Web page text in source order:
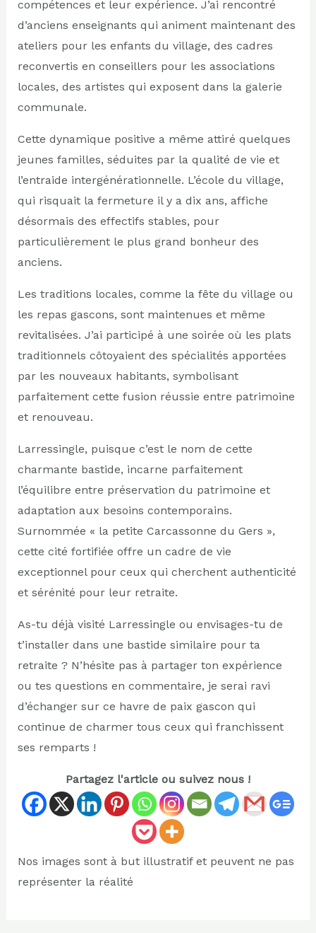
compétences et leur expérience. J’ai rencontré
d’anciens enseignants qui animent maintenant des
ateliers pour les enfants du village, des cadres
reconvertis en conseillers pour les associations
locales, des artistes qui exposent dans la galerie
communale.
Cette dynamique positive a même attiré quelques
jeunes familles, séduites par la qualité de vie et
l’entraide intergénérationnelle. L’école du village,
qui risquait la fermeture il y a dix ans, affiche
désormais des effectifs stables, pour
particulièrement le plus grand bonheur des
anciens.
Les traditions locales, comme la fête du village ou
les repas gascons, sont maintenues et même
revitalisées. J’ai participé à une soirée où les plats
traditionnels côtoyaient des spécialités apportées
par les nouveaux habitants, symbolisant
parfaitement cette fusion réussie entre patrimoine
et renouveau.
Larressingle, puisque c’est le nom de cette
charmante bastide, incarne parfaitement
l’équilibre entre préservation du patrimoine et
adaptation aux besoins contemporains.
Surnommée « la petite Carcassonne du Gers »,
cette cité fortifiée offre un cadre de vie
exceptionnel pour ceux qui cherchent authenticité
et sérénité pour leur retraite.
As-tu déjà visité Larressingle ou envisages-tu de
t’installer dans une bastide similaire pour ta
retraite ? N’hésite pas à partager ton expérience
ou tes questions en commentaire, je serai ravi
d’échanger sur ce havre de paix gascon qui
continue de charmer tous ceux qui franchissent
ses remparts !
Partagez l'article ou suivez nous !
Nos images sont à but illustratif et peuvent ne pas
représenter la réalité